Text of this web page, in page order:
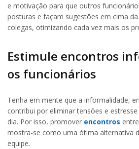
e motivação para que outros
posturas e façam sugestões em cima
colegas, otimizando cada vez mais os
Estimule encontros
os funcionários
Tenha em mente que a informalidade,
contribui por eliminar tensões e
dia. Por isso, promover encontros
mostra-se como uma ótima alternativa
equipe.